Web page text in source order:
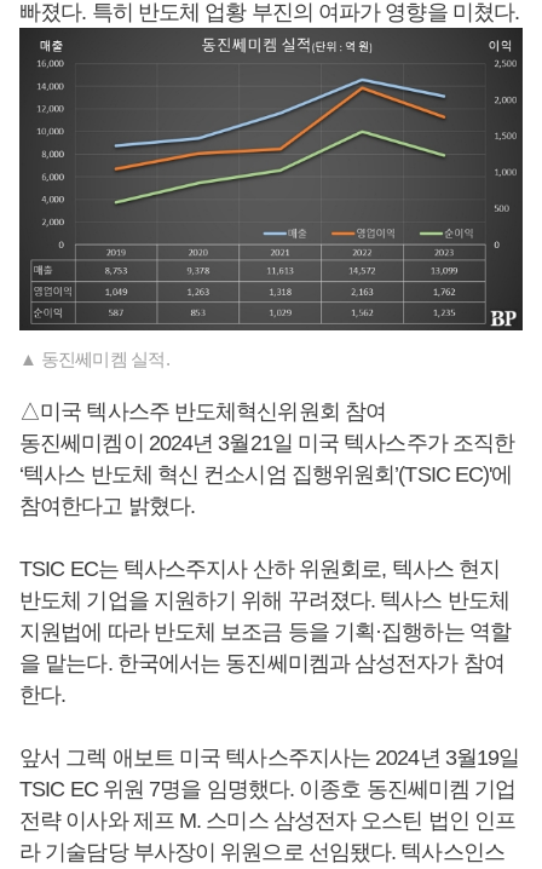
빠졌다. 특히 반도체 업황 부진의 여파가 영향을 미쳤다.
▲ 동진쎄미켐 실적.
△미국 텍사스주 반도체혁신위원회 참여
동진쎄미켐이 2024년 3월21일 미국 텍사스주가 조직한
‘텍사스 반도체 혁신 컨소시엄 집행위원회’(TSIC EC)'에
참여한다고 밝혔다.
TSIC EC는 텍사스주지사 산하 위원회로, 텍사스 현지
반도체 기업을 지원하기 위해 꾸려졌다. 텍사스 반도체
지원법에 따라 반도체 보조금 등을 기획·집행하는 역할
을 맡는다. 한국에서는 동진쎄미켐과 삼성전자가 참여
한다.
앞서 그렉 애보트 미국 텍사스주지사는 2024년 3월19일
TSIC EC 위원 7명을 임명했다. 이종호 동진쎄미켐 기업
전략 이사와 제프 M. 스미스 삼성전자 오스틴 법인 인프
라 기술담당 부사장이 위원으로 선임됐다. 텍사스인스